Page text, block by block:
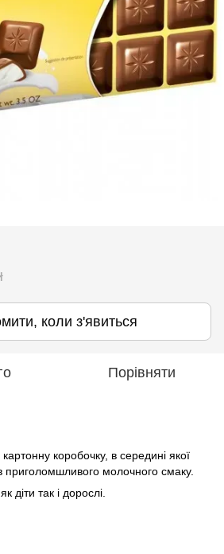
коли з'явиться
Порівняти
коробочку, в середині якої
приголомшливого молочного смаку.
так і дорослі.